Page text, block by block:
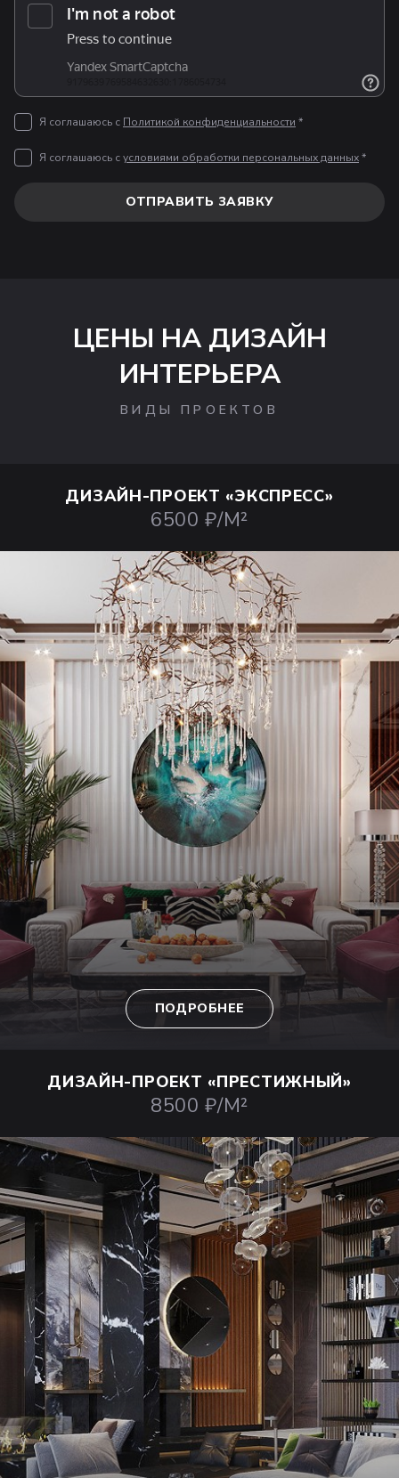
Я соглашаюсь с Политикой конфиденциальности *
Я соглашаюсь сусловиями обработки персональных данных*
ОТПРАВИТЬ ЗАЯВКУ
ЦЕНЫ НА ДИЗАЙН
ИНТЕРЬЕРА
ВИДЫ ПРОЕКТОВ
ДИЗАЙН-ПРОЕКТ «ЭКСПРЕСС»
6500 ₽/М²
ПОДРОБНЕЕ
ДИЗАЙН-ПРОЕКТ «ПРЕСТИЖНЫЙ»
8500 ₽/М²